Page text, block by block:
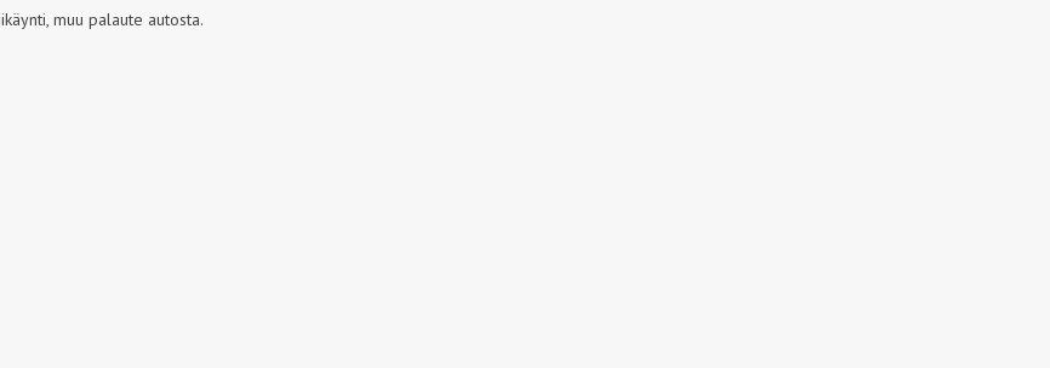
muu palaute autosta.